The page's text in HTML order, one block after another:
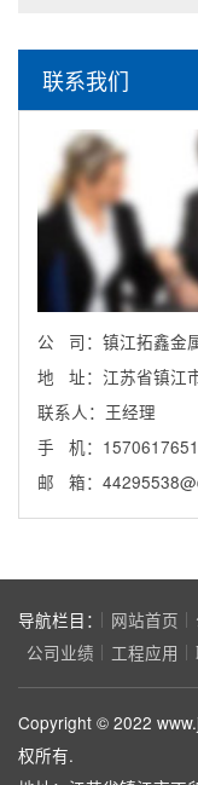
联系我们
公 司：镇江拓鑫金
地 址：江苏省镇江
联系人：王经理
手 机：
邮 箱：
导航栏目： 网站首页
公司业绩
工程应用
Copyright © 2022
权所有.